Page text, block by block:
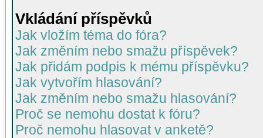
Vkládání příspěvků
Jak vložím téma do fóra?
Jak změním nebo smažu příspěvek?
Jak přidám podpis k mému příspěvku?
Jak vytvořím hlasování?
Jak změním nebo smažu hlasování?
Proč se nemohu dostat k fóru?
Proč nemohu hlasovat v anketě?